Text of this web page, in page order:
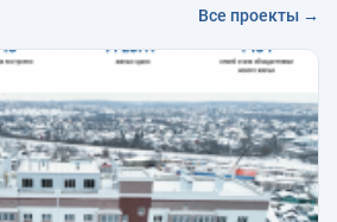
Все проекты →